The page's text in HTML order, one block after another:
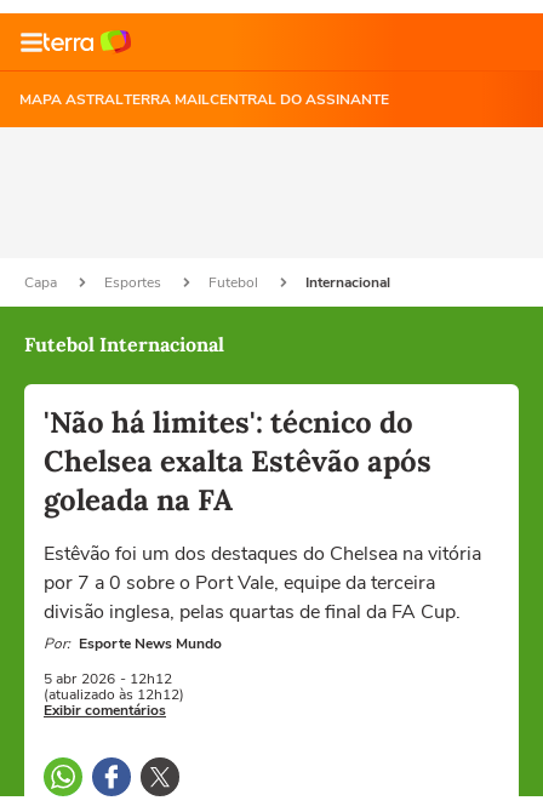
MAPA ASTRALTERRA MAILCENTRAL DO ASSINANTE
Capa Esportes Futebol Internacional
Futebol Internacional
'Não há limites': técnico do
Chelsea exalta Estêvão após
goleada na FA
Estêvão foi um dos destaques do Chelsea na vitória
por 7 a 0 sobre o Port Vale, equipe da terceira
divisão inglesa, pelas quartas de final da FA Cup.
Por: Esporte News Mundo
5 abr 2026 - 12h12
(atualizado às 12h12)
Exibir comentários